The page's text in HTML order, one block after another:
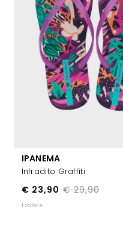
IPANEMA
Infradito Graffiti
€ 29,90
€ 23,90
1 colore